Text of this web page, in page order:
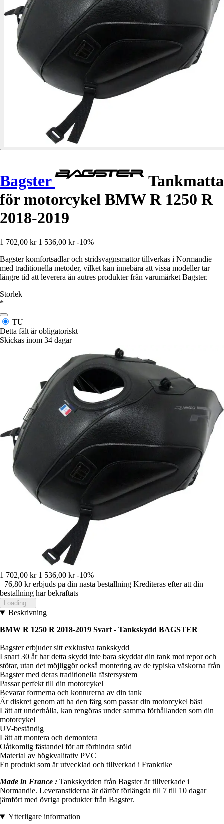
Bagster
Tankmatta
för motorcykel BMW R 1250 R
2018-2019
1 702,00 kr 1 536,00 kr -10%
Bagster komfortsadlar och stridsvagnsmattor tillverkas i Normandie
med traditionella metoder, vilket kan innebära att vissa modeller tar
längre tid att leverera än autres produkter från varumärket Bagster.
Storlek
*
TU
Detta fält är obligatoriskt
Skickas inom 34 dagar
1 702,00 kr 1 536,00 kr -10%
+76,80 krerbjuds pa din nasta bestallning Krediteras efter att din
bestallning har bekraftats
Loading...
Beskrivning
BMW R 1250 R 2018-2019 Svart - Tankskydd BAGSTER
Bagster erbjuder sitt exklusiva tankskydd
I snart 30 år har detta skydd inte bara skyddat din tank mot repor och
stötar, utan det möjliggör också montering av de typiska väskorna från
Bagster med deras traditionella fästersystem
Passar perfekt till din motorcykel
Bevarar formerna och konturerna av din tank
Är diskret genom att ha den färg som passar din motorcykel bäst
Lätt att underhålla, kan rengöras under samma förhållanden som din
motorcykel
UV-beständig
Lätt att montera och demontera
Oåtkomlig fästandel för att förhindra stöld
Material av högkvalitativ PVC
En produkt som är utvecklad och tillverkad i Frankrike
Made in France : Tankskydden från Bagster är tillverkade i
Normandie. Leveranstiderna är därför förlängda till 7 till 10 dagar
jämfört med övriga produkter från Bagster.
Ytterligare information